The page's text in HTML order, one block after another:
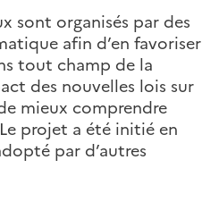
sont organisés par des
afin d’en favoriser
tout champ de la
des nouvelles lois sur
mieux comprendre
projet a été initié en
par d’autres